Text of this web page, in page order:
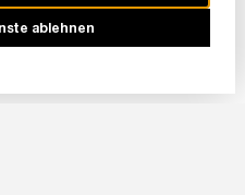
ablehnen